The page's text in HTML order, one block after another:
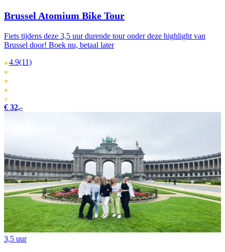
Brussel Atomium Bike Tour
Fiets tijdens deze 3,5 uur durende tour onder deze highlight van
Brussel door! Boek nu, betaal later
4.9(11)
€ 32,-
3,5 uur